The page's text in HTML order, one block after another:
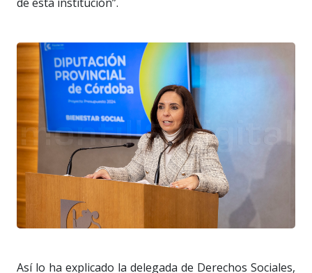
Así lo ha explicado la delegada de Derechos Sociales,